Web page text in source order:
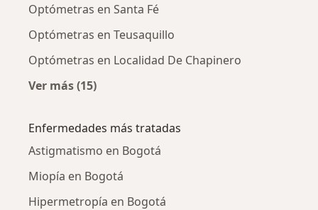
Optómetras en Santa Fé
Optómetras en Teusaquillo
Optómetras en Localidad De Chapinero
Ver más (15)
Enfermedades más tratadas
Astigmatismo en Bogotá
Miopía en Bogotá
Hipermetropía en Bogotá